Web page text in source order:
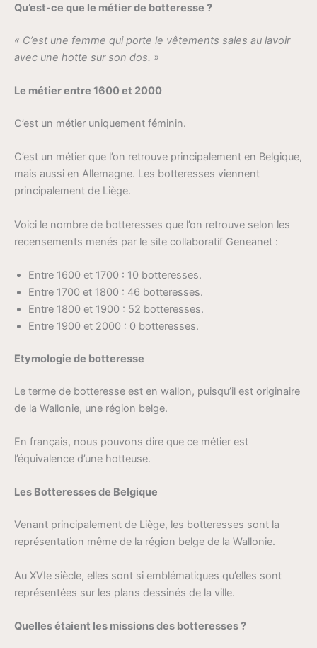
Qu’est-ce que le métier de botteresse ?
« C’est une femme qui porte le vêtements sales au lavoir
avec une hotte sur son dos. »
Le métier entre 1600 et 2000
C’est un métier uniquement féminin.
C’est un métier que l’on retrouve principalement en Belgique,
mais aussi en Allemagne. Les botteresses viennent
principalement de Liège.
Voici le nombre de botteresses que l’on retrouve selon les
recensements menés par le site collaboratif Geneanet :
Entre 1600 et 1700 : 10 botteresses.
Entre 1700 et 1800 : 46 botteresses.
Entre 1800 et 1900 : 52 botteresses.
Entre 1900 et 2000 : 0 botteresses.
Etymologie de botteresse
Le terme de botteresse est en wallon, puisqu’il est originaire
de la Wallonie, une région belge.
En français, nous pouvons dire que ce métier est
l’équivalence d’une hotteuse.
Les Botteresses de Belgique
Venant principalement de Liège, les botteresses sont la
représentation même de la région belge de la Wallonie.
Au XVIe siècle, elles sont si emblématiques qu’elles sont
représentées sur les plans dessinés de la ville.
Quelles étaient les missions des botteresses ?